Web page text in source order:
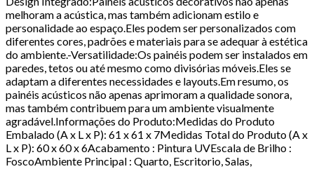
melhoram a acústica, mas também adicionam estilo e
personalidade ao espaço.Eles podem ser personalizados com
diferentes cores, padrões e materiais para se adequar à estética
do ambiente.-Versatilidade:Os painéis podem ser instalados em
paredes, tetos ou até mesmo como divisórias móveis.Eles se
adaptam a diferentes necessidades e layouts.Em resumo, os
painéis acústicos não apenas aprimoram a qualidade sonora,
mas também contribuem para um ambiente visualmente
agradável.Informações do Produto:Medidas do Produto
Embalado (A x L x P): 61 x 61 x 7Medidas Total do Produto (A x
L x P): 60 x 60 x 6Acabamento : Pintura UVEscala de Brilho :
FoscoAmbiente Principal : Quarto, Escritorio, Salas,